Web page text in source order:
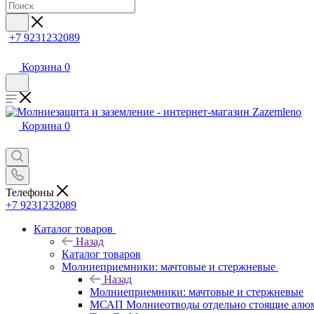
+7 9231232089
Корзина 0
Корзина 0
Телефоны
+7 9231232089
Каталог товаров
Назад
Каталог товаров
Молниеприемники: мачтовые и стержневые
Назад
Молниеприемники: мачтовые и стержневые
МСАП Молниеотводы отдельно стоящие